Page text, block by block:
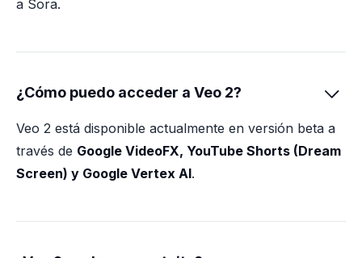
a Sora.
¿Cómo puedo acceder a Veo 2? 
Veo 2 está disponible actualmente en versión beta a
través de Google VideoFX, YouTube Shorts (Dream
Screen) y Google Vertex AI.